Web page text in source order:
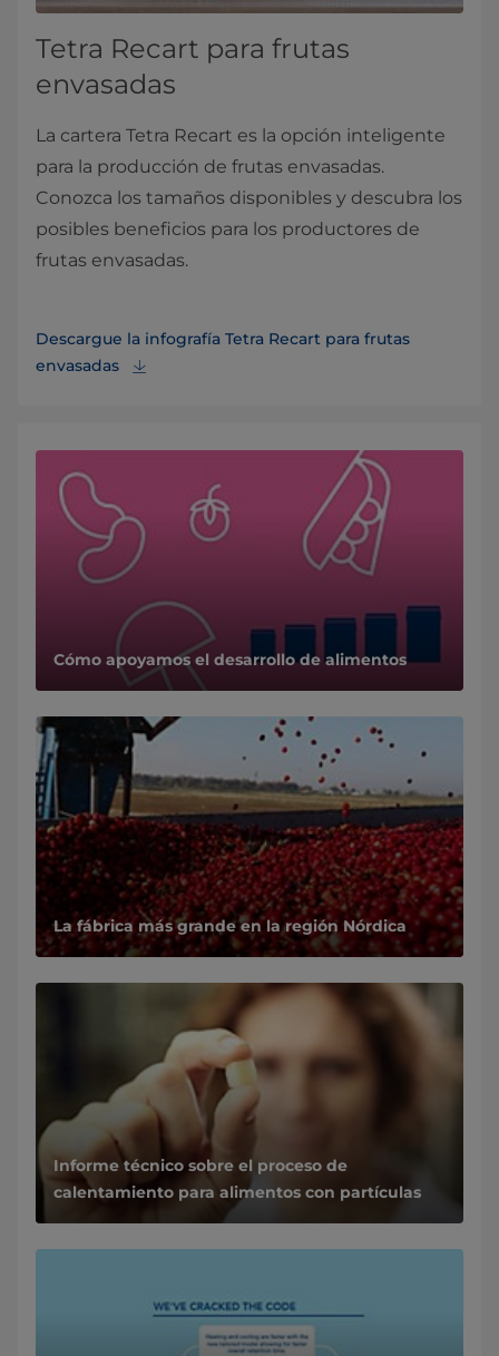
Tetra Recart para frutas
envasadas
La cartera Tetra Recart es la opción inteligente
para la producción de frutas envasadas.
Conozca los tamaños disponibles y descubra los
posibles beneficios para los productores de
frutas envasadas.
Descargue la infografía Tetra Recart para frutas
envasadas
Cómo apoyamos el desarrollo de alimentos
La fábrica más grande en la región Nórdica
Informe técnico sobre el proceso de
calentamiento para alimentos con partículas